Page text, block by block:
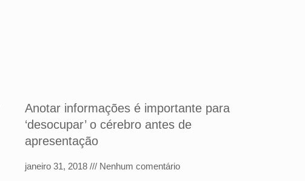
Anotar informações é importante para
‘desocupar’ o cérebro antes de
apresentação
janeiro 31, 2018 Nenhum comentário